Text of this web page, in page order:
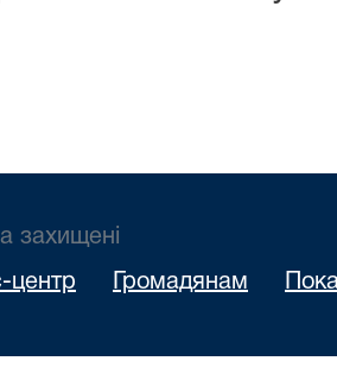
захищені
центр Громадянам